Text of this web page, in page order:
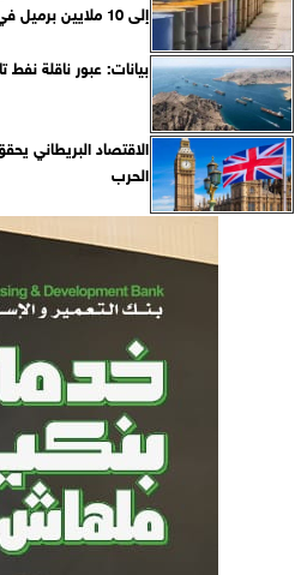
إلى 10 ملايين برميل في أبريل
بيانات: عبور ناقلة
الاقتصاد البريطاني
الحرب